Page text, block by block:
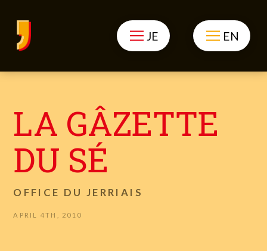
JE EN
LA GÂZETTE
DU SÉ
OFFICE DU JERRIAIS
APRIL 4TH, 2010